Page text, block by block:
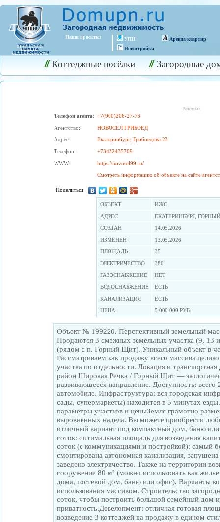
Наши проекты:
УПН
Новостройки
Аренда квартир
Коттеджные посёлки Загородные
Реклама
Телефон агента: +7(900)206-27-76
Агентство:
НОВОСЁЛ ГРИБОЕД
Адрес:
Екатеринбург, Грибоедова 23
Телефон:
+73432435709
WWW:
https://novosel99.ru/
Смотреть информацию об объекте на сайте
Поделиться
OБЪЕКТ
ИЖС
АДРЕС
ЕКАТЕРИНБУРГ,
СОЗДАН
14.05.2026
ИЗМЕНЕН
13.05.2026
ПЛОЩАДЬ
35
ЭЛЕКТРИЧЕСТВО
380
ГАЗОСНАБЖЕНИЕ
НЕТ
ВОДОСНАБЖЕНИЕ
ЕСТЬ
КАНАЛИЗАЦИЯ
ЕСТЬ
ЦЕНА
5 000 000 РУБ.
Объект № 199220. Перспективный земельный
Продаются 3 смежных земельных участка (9, 13
(рядом с п. Горный Щит). Уникальный объект в
Рассматриваем как продажу всего массива
участка по отдельности. Локация и
район Широкая Речка / Горный Щит —
развивающееся направление. Доступность:
автомобиле. Инфраструктура: вся городская
сады, супермаркеты) находится в 5 минутах
параметры участков и ценыЗемля грамотно
выровненных надела. Вы можете приобрести
отличный вариант под компактный дом, баню
соток: оптимальная площадь для возведения
соток (с коммуникациями и постройкой): самый
смонтирована автономная канализация,
заведено электричество. Также на территории
сооружение 80 м² (можно использовать как
дома, гостевой дом, баню или офис). Варианты
использования массивом. Строительство
соток, чтобы построить большой семейный дом
приватность.Девелопмент: отличная готовая
возведение 3 коттеджей на продажу в едином